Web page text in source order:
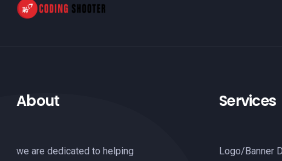
About
we are dedicated to helping
Services
Logo/Banner